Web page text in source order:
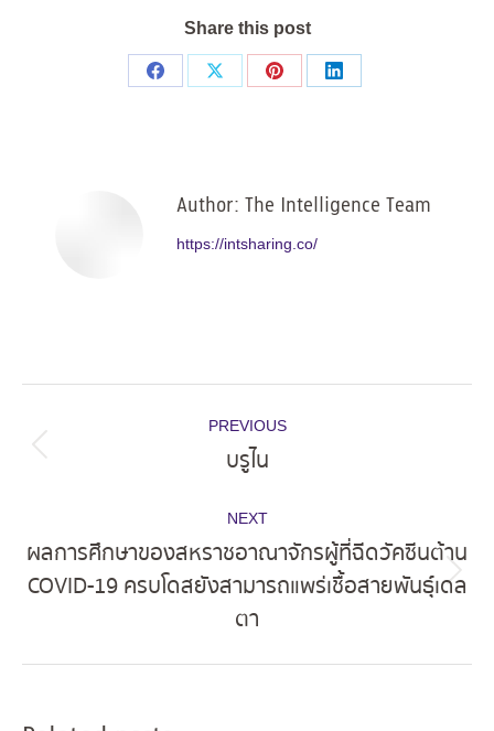
Share this post
Share
Share
Share
Share
Author: The Intelligence Team
https://intsharing.co/
navigation
PREVIOUS
Previous
บรูไน
NEXT
Next
post:
ผลการศึกษาของสหราชอาณาจักรผู้ที่ฉีดวัคซีนต้าน
COVID-19 ครบโดสยังสามารถแพร่เชื้อสายพันธุ์เดล
ตา